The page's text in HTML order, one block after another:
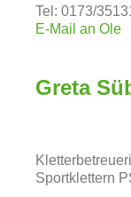
Tel: 0173/
E-Mail an Ole
Greta
Sportklettern